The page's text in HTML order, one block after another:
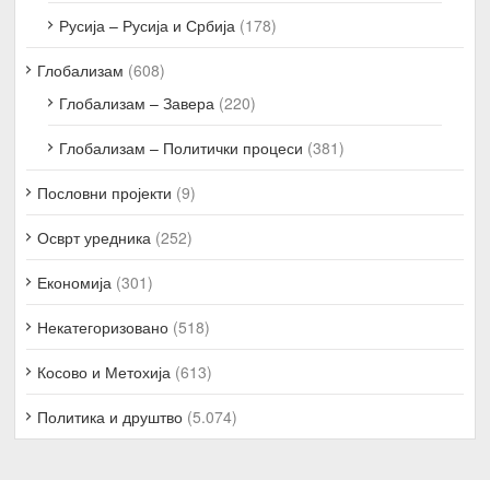
Русија – Русија и Србија (178)
Глобализам (608)
Глобализам – Завера (220)
Глобализам – Политички процеси (381)
Пословни пројекти (9)
Осврт уредника (252)
Економија (301)
Некатегоризовано (518)
Косово и Метохија (613)
Политика и друштво (5.074)